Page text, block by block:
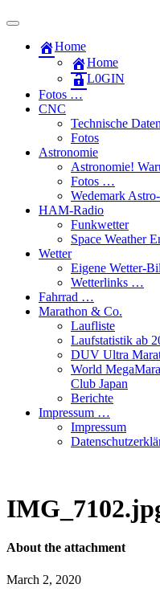
Toggle
field
Home
Home
L​0​​GIN
Fotos …
CNC
Technische
Fotos
Astronomie
Astronomie!
Fotos …
Wedemark
HAM-Radio
Funkwetter
Space Weather
Wetter
Eigene Wetter-
Wetterlinks …
Fahrrad …
Marathon & Co.
Laufliste
Laufstatistik ab
DUV Ultra
World
Club Japan
Berichte
Impressum …
Impressum
About the attachment
March 2, 2020